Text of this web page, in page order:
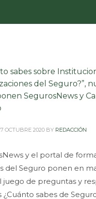
sabes sobre
del Seguro?”,
SegurosNews y
OCTUBRE 2020 BY REDACCIÓN
y el portal de
del Seguro ponen en
juego de preguntas y
¿Cuánto sabes de